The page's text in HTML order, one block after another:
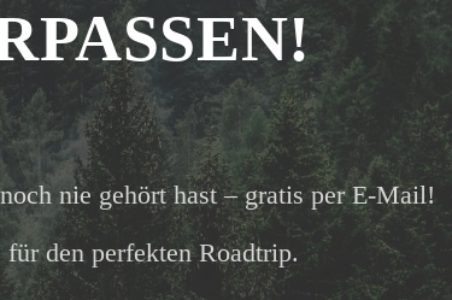
nie gehört hast – gratis per E-Mail!
den perfekten Roadtrip.